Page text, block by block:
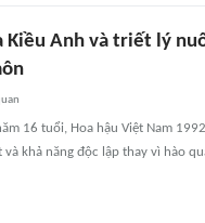
Kiều Anh và triết lý
16 tuổi, Hoa hậu Việt Nam
và khả năng độc lập thay vì hào